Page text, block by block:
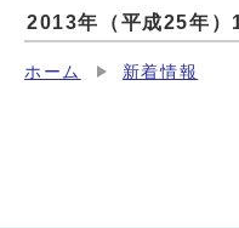
2013年（平成25年）
ホーム 新着情報